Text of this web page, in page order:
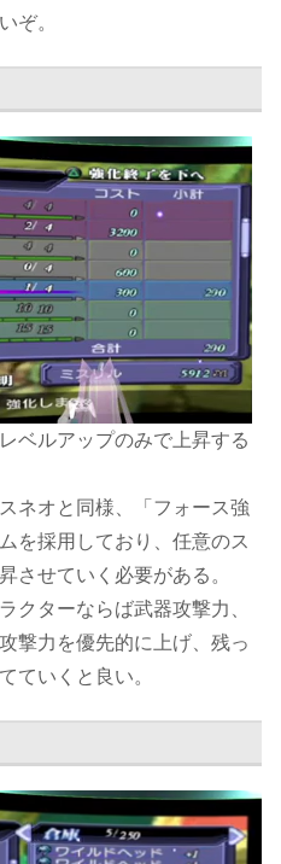
ぞ。
ベルアップのみで上昇する
ネオと同様、「フォース強
を採用しており、任意のス
させていく必要がある。
クターならば武器攻撃力、
撃力を優先的に上げ、残っ
ていくと良い。